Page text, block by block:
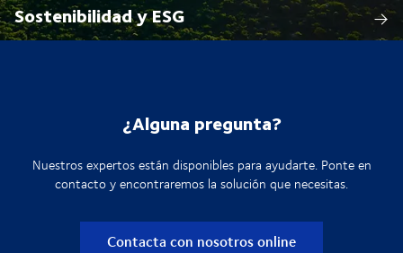
Sostenibilidad y ESG
¿Alguna pregunta?
Nuestros expertos están disponibles para ayudarte. Ponte en
contacto y encontraremos la solución que necesitas.
Contacta con nosotros online